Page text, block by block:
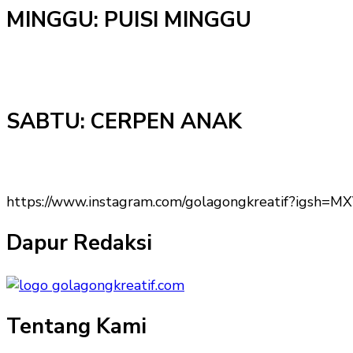
MINGGU: PUISI MINGGU
SABTU: CERPEN ANAK
https://www.instagram.com/
Dapur Redaksi
Tentang Kami